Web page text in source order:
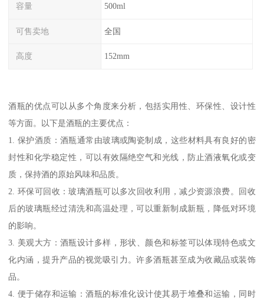
容量 500ml
可售卖地 全国
高度 152mm
酒瓶的优点可以从多个角度来分析，包括实用性、环保性、设计性
等方面。以下是酒瓶的主要优点：
1. 保护酒质：酒瓶通常由玻璃或陶瓷制成，这些材料具有良好的密
封性和化学稳定性，可以有效隔绝空气和光线，防止酒液氧化或变
质，保持酒的原始风味和品质。
2. 环保可回收：玻璃酒瓶可以多次回收利用，减少资源浪费。回收
后的玻璃瓶经过清洗和高温处理，可以重新制成新瓶，降低对环境
的影响。
3. 美观大方：酒瓶设计多样，形状、颜色和标签可以体现特色或文
化内涵，提升产品的视觉吸引力。许多酒瓶甚至成为收藏品或装饰
品。
4. 便于储存和运输：酒瓶的标准化设计使其易于堆叠和运输，同时